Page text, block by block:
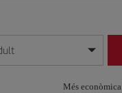
mes/any
Més econòmica